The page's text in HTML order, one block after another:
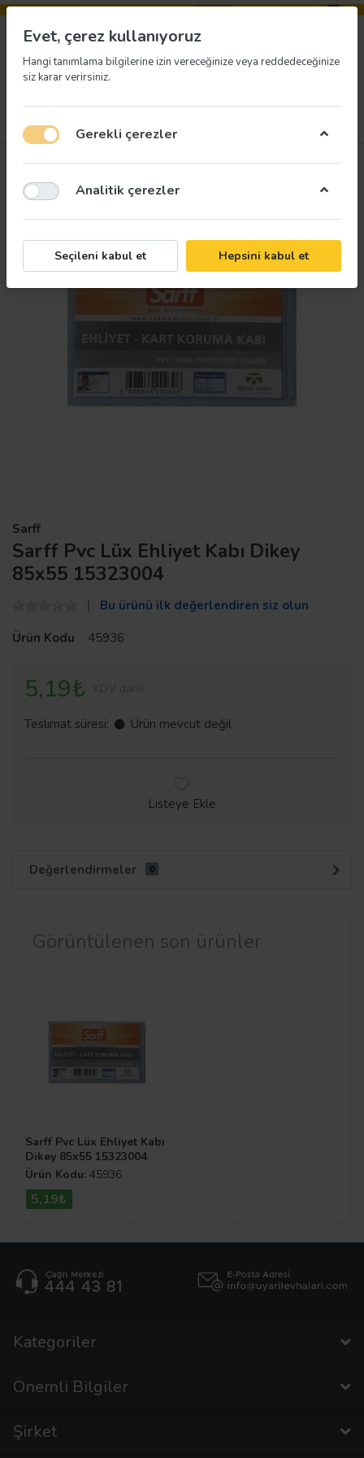
Sarff
Sarff Pvc Lüx Ehliyet Kabı Dikey
85x55 15323004
Bu ürünü ilk değerlendiren siz olun
Ürün Kodu
45936
5,19₺
Teslimat süresi: Ürün mevcut değil
Listeye Ekle
Değerlendirmeler 0
Görüntülenen son ürünler
Sarff Pvc Lüx Ehliyet Kabı
Dikey 85x55 15323004
Ürün Kodu: 45936
5,19₺
Kategoriler
Önemli Bilgiler
Şirket
Evet, çerez kullanıyoruz
Hangi tanımlama bilgilerine izin vereceğinize veya reddedeceğinize
siz karar verirsiniz.
Gerekli çerezler
Analitik çerezler
Seçileni kabul et Hepsini kabul et